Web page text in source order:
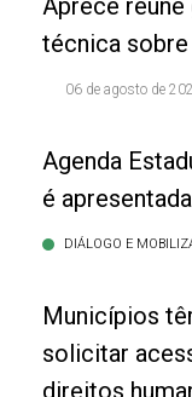
Aprece
técnica
06 de agosto de
Agenda
é
DIÁLOGO E
Municípios
solicitar
direitos